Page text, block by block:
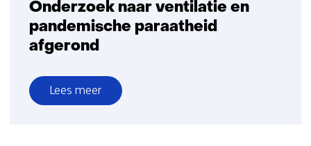
Onderzoek naar ventilatie en
pandemische paraatheid
afgerond
Lees meer
over